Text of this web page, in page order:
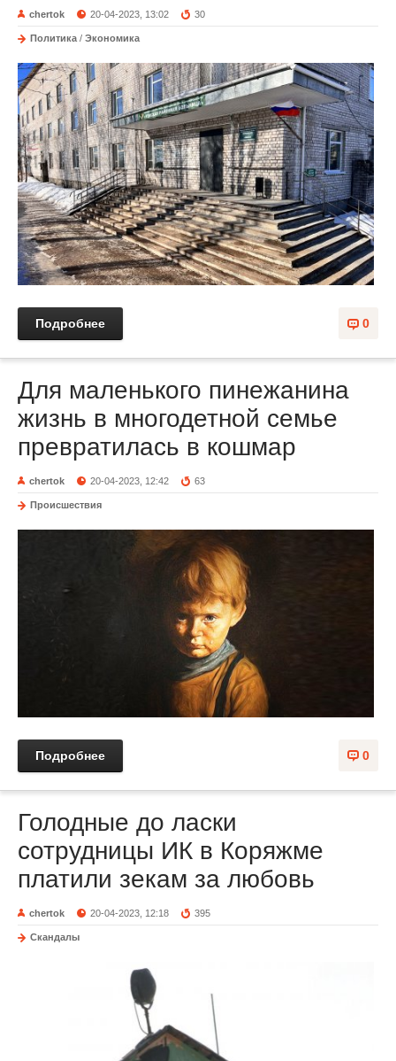
chertok 20-04-2023, 13:02 30
Политика / Экономика
0
Подробнее
Для маленького пинежанина
жизнь в многодетной семье
превратилась в кошмар
chertok 20-04-2023, 12:42 63
Происшествия
0
Подробнее
Голодные до ласки
сотрудницы ИК в Коряжме
платили зекам за любовь
chertok 20-04-2023, 12:18 395
Скандалы